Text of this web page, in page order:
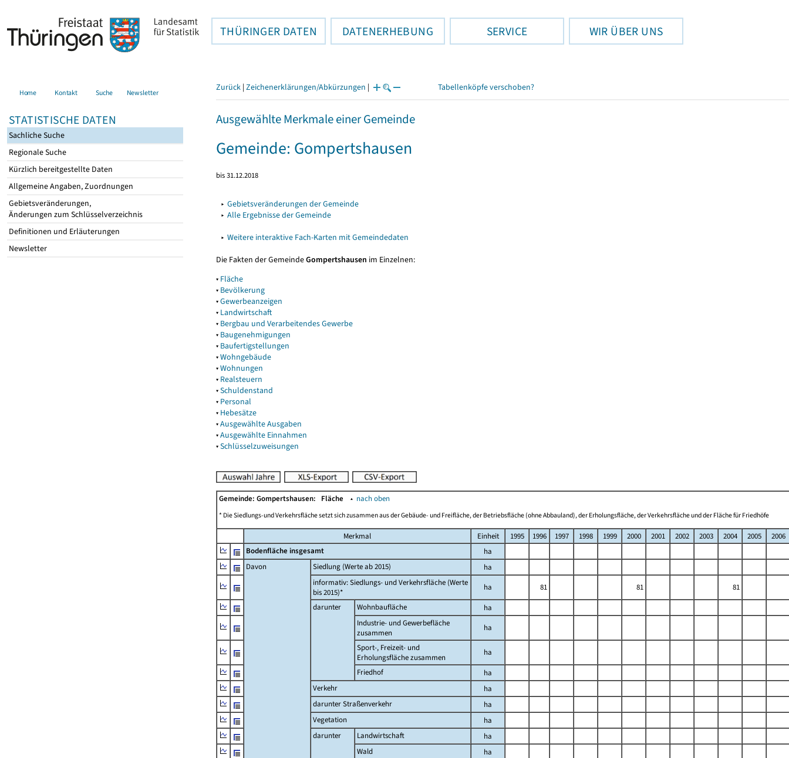
THÜRINGER DATEN DATENERHEBUNG SERVICE WIR ÜBER UNS
Home Kontakt Suche Newsletter
STATISTISCHE DATEN
Sachliche Suche
Regionale Suche
Kürzlich bereitgestellte Daten
Allgemeine Angaben, Zuordnungen
Gebietsveränderungen,
Änderungen zum Schlüsselverzeichnis
Definitionen und Erläuterungen
Newsletter
Zurück | Zeichenerklärungen/Abkürzungen | Tabellenköpfe verschoben?
Ausgewählte Merkmale einer Gemeinde
Gemeinde: Gompertshausen
bis 31.12.2018
▸ Gebietsveränderungen der Gemeinde
▸ Alle Ergebnisse der Gemeinde
▸ Weitere interaktive Fach-Karten mit Gemeindedaten
Die Fakten der GemeindeGompertshausen im Einzelnen:
▾ Fläche
▾ Bevölkerung
▾Gewerbeanzeigen
▾ Landwirtschaft
▾ Bergbau und Verarbeitendes Gewerbe
▾ Baugenehmigungen
▾ Baufertigstellungen
▾Wohngebäude
▾Wohnungen
▾ Realsteuern
▾Schuldenstand
▾ Personal
▾ Hebesätze
▾Ausgewählte Ausgaben
▾Ausgewählte Einnahmen
▾Schlüsselzuweisungen
Gemeinde: Gompertshausen: Fläche ▴ nach oben
* Die Siedlungs-und Verkehrsfläche setzt sich zusammen aus der Gebäude- und Freifläche, der Betriebsfläche (ohne Abbauland), der Erholungsfläche, der Verkehrsfläche und der Fläche für Friedhöfe
Merkmal Einheit 1995 1996 1997 1998 1999 2000 2001 2002 2003 2004 2005
2006
Bodenfläche insgesamt
ha
Davon
Siedlung (Werte ab 2015)
ha
informativ: Siedlungs- und Verkehrsfläche (Werte
bis 2015)*
ha 81 81
81
darunter
Wohnbaufläche
ha
Industrie- und Gewerbefläche
zusammen
ha
Sport-, Freizeit- und
Erholungsfläche zusammen
ha
Friedhof
ha
Verkehr
ha
darunter Straßenverkehr
ha
Vegetation
ha
darunter
Landwirtschaft
ha
Wald
ha